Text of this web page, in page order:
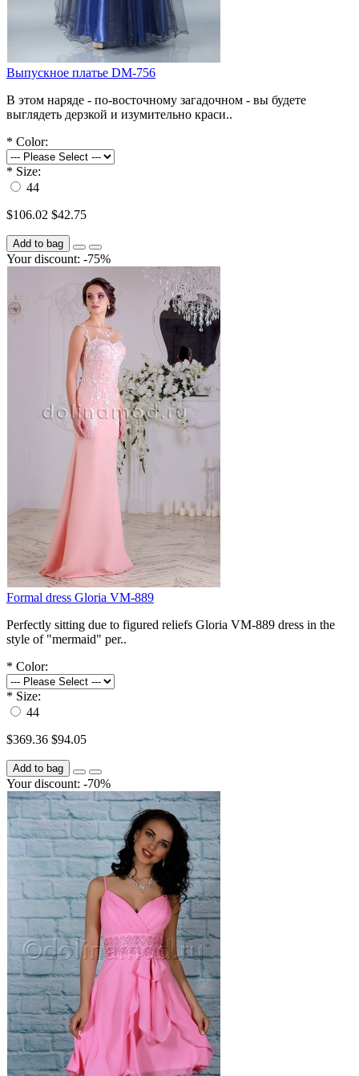
Выпускное платье DM-756
В этом наряде - по-восточному загадочном - вы будете
выглядеть дерзкой и изумительно краси..
* Color:
* Size:
44
$106.02 $42.75
Add to bag
Your discount: -75%
Formal dress Gloria VM-889
Perfectly sitting due to figured reliefs Gloria VM-889 dress in the
style of "mermaid" per..
* Color:
* Size:
44
$369.36 $94.05
Add to bag
Your discount: -70%